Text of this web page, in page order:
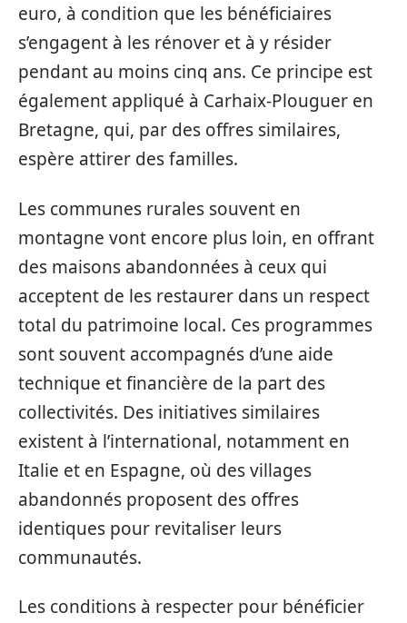
euro, à condition que les bénéficiaires
s’engagent à les rénover et à y résider
pendant au moins cinq ans. Ce principe est
également appliqué à Carhaix-Plouguer en
Bretagne, qui, par des offres similaires,
espère attirer des familles.
Les communes rurales souvent en
montagne vont encore plus loin, en offrant
des maisons abandonnées à ceux qui
acceptent de les restaurer dans un respect
total du patrimoine local. Ces programmes
sont souvent accompagnés d’une aide
technique et financière de la part des
collectivités. Des initiatives similaires
existent à l’international, notamment en
Italie et en Espagne, où des villages
abandonnés proposent des offres
identiques pour revitaliser leurs
communautés.
Les conditions à respecter pour bénéficier